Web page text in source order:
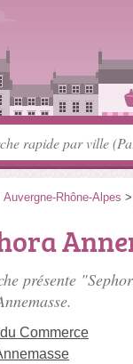
Auvergne-Rhône-Alpes >
présente
Commerce